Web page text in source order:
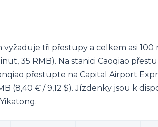
vyžaduje tři přestupy a celkem asi
35 RMB). Na stanici Caoqiao
přestupte na Capital Airport
(8,40 € / 9,12 $). Jízdenky jsou k